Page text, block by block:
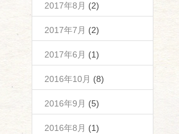
2017年8月 (2)
2017年7月 (2)
2017年6月 (1)
2016年10月 (8)
2016年9月 (5)
2016年8月 (1)